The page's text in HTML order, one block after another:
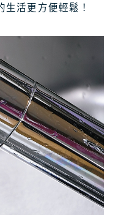
活更方便輕鬆！